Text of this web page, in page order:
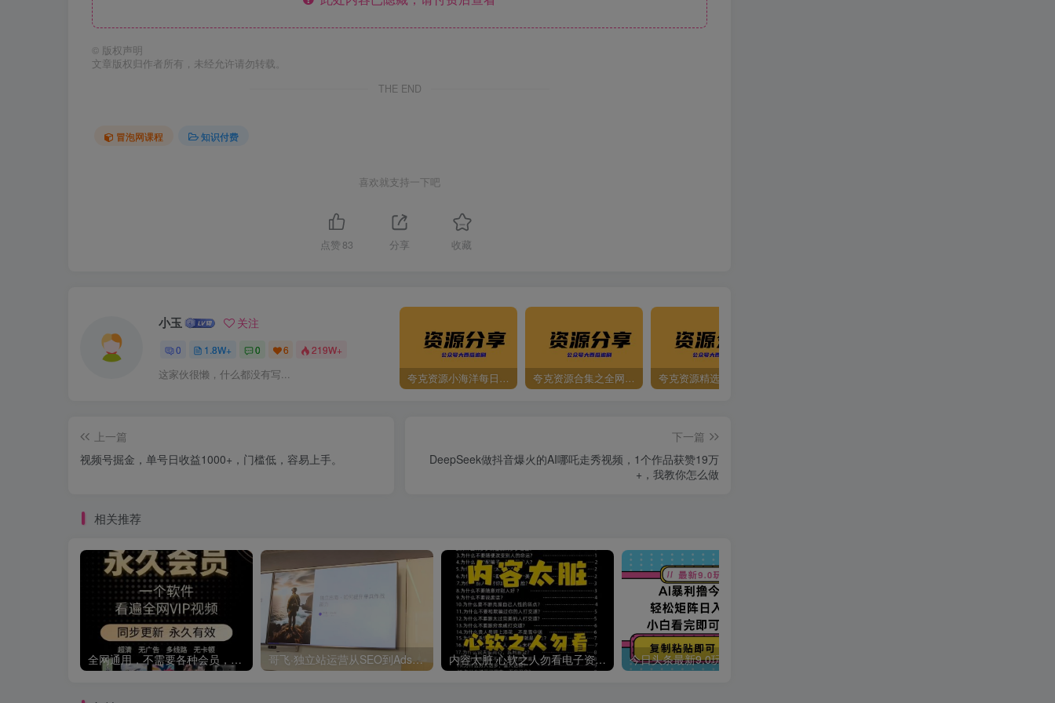
© 版权声明
文章版权归作者所有，未经允许请勿转载。
THE END
冒泡网课程 知识付费
喜欢就支持一下吧
点赞 83 分享 收藏
小玉 关注
0 1.8W+ 0 6 219W+
这家伙很懒，什么都没有写... 夸克资源小海洋每日更新资源大汇总（持续更新） 夸克资源合集之全网影视 夸克资源精选资源
上一篇
视频号掘金，单号日收益1000+，门槛低，容易上手。
下一篇
DeepSeek做抖音爆火的AI哪吒走秀视频，1个作品获赞19万
+，我教你怎么做
相关推荐
全网通用，不需要各种会员，再也不缺电影看！！ 哥飞·独立站运营从SEO到Adsense全方位攻略 内容太脏 心软之人勿看电子资料pdf